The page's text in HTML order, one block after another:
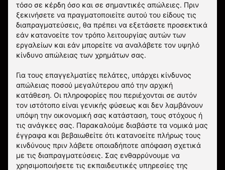
τόσο σε κέρδη όσο και σε σημαντικές απώλειες. Πριν
ξεκινήσετε να πραγματοποιείτε αυτού του είδους τις
διαπραγματεύσεις, θα πρέπει να εξετάσετε προσεκτικά
εάν κατανοείτε τον τρόπο λειτουργίας αυτών των
εργαλείων και εάν μπορείτε να αναλάβετε τον υψηλό
κίνδυνο απώλειας των χρημάτων σας.
Για τους επαγγελματίες πελάτες, υπάρχει κίνδυνος
απώλειας ποσού μεγαλύτερου από την αρχική
κατάθεση. Οι πληροφορίες που περιέχονται σε αυτόν
τον ιστότοπο είναι γενικής φύσεως και δεν λαμβάνουν
υπόψη την οικονομική σας κατάσταση, τους στόχους ή
τις ανάγκες σας. Παρακαλούμε διαβάστε τα νομικά μας
έγγραφα και βεβαιωθείτε ότι κατανοείτε πλήρως τους
κινδύνους πριν λάβετε οποιαδήποτε απόφαση σχετικά
με τις διαπραγματεύσεις. Σας ενθαρρύνουμε να
χρησιμοποιήσετε τις εκπαιδευτικές υπηρεσίες της